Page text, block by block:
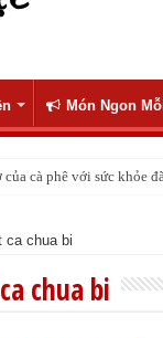
Món Ngon
cà phê với sức khỏe
đá ngon đều nhau
ca chua bi
chua bi